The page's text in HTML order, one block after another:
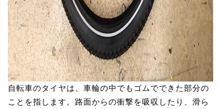
自転車のタイヤは、車輪の中でもゴムでできた部分の
ことを指します。路面からの衝撃を吸収したり、滑ら